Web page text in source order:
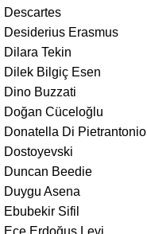
Descartes
Desiderius Erasmus
Dilara Tekin
Dilek Bilgiç Esen
Dino Buzzati
Doğan Cüceloğlu
Donatella Di Pietrantonio
Dostoyevski
Duncan Beedie
Duygu Asena
Ebubekir Sifil
Ece Erdoğuş Levi